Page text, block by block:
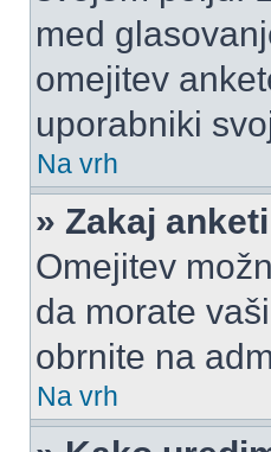
med
omejitev
uporabniki
Na vrh
» Zakaj
Omejitev
da morate
obrnite na
Na vrh